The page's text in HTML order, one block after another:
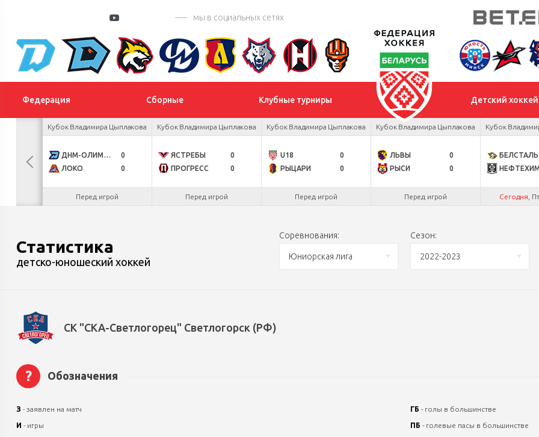
мы в социальных сетях
Федерация Сборные Клубные турниры Детский хоккей
Кубок Владимира Цыплакова
ДНМ-ОЛИМПИК
0
ЛОКО
0
Перед игрой
Кубок Владимира Цыплакова
ЯСТРЕБЫ
0
ПРОГРЕСС
0
Перед игрой
Кубок Владимира Цыплакова
U18
0
РЫЦАРИ
0
Перед игрой
Кубок Владимира Цыплакова
ЛЬВЫ
0
РЫСИ
0
Перед игрой
Кубок
БЕЛСТАЛЬ
Сегодня ,
Статистика
детско-юношеский хоккей
Соревнования:
Юниорская лига
Сезон:
2022-2023
СК "СКА-Светлогорец" Светлогорск (РФ)
? Обозначения
З - заявлен на матч
И - игры
ГБ - голы в большинстве
ПБ - голевые пасы в большинстве